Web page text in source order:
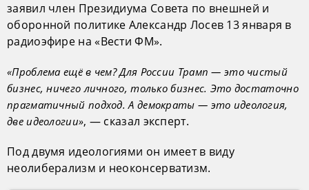
заявил член Президиума Совета по внешней и
оборонной политике Александр Лосев 13 января в
радиоэфире на «Вести ФМ».
«Проблема ещё в чем? Для России Трамп — это чистый
бизнес, ничего личного, только бизнес. Это достаточно
прагматичный подход. А демократы — это идеология,
две идеологии», — сказал эксперт.
Под двумя идеологиями он имеет в виду
неолиберализм и неоконсерватизм.